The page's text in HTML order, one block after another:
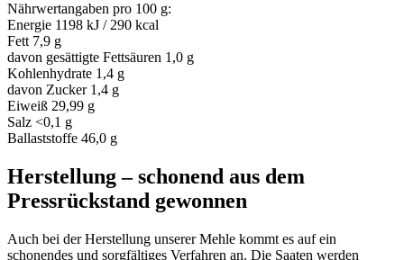
Nährwertangaben pro 100 g:
Energie 1198 kJ / 290 kcal
Fett 7,9 g
davon gesättigte Fettsäuren 1,0 g
Kohlenhydrate 1,4 g
davon Zucker 1,4 g
Eiweiß 29,99 g
Salz <0,1 g
Ballaststoffe 46,0 g
Herstellung – schonend aus dem
Pressrückstand gewonnen
Auch bei der Herstellung unserer Mehle kommt es auf ein
schonendes und sorgfältiges Verfahren an. Die Saaten werden